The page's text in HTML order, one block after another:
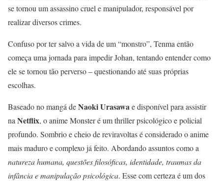
se tornou um assassino cruel e manipulador, responsável por
realizar diversos crimes.
Confuso por ter salvo a vida de um “monstro”, Tenma então
começa uma jornada para impedir Johan, tentando entender como
ele se tornou tão perverso – questionando até suas próprias
escolhas.
Baseado no mangá deNaoki Urasawae disponível para assistir
na Netflix, o anime Monster é um thriller psicológico e policial
profundo. Sombrio e cheio de reviravoltas é considerado o anime
mais maduro e complexo já feito. Abordando assuntos como a
natureza humana, questões filosóficas, identidade, traumas da
infância e manipulação psicológica. Esse com certeza é um dos